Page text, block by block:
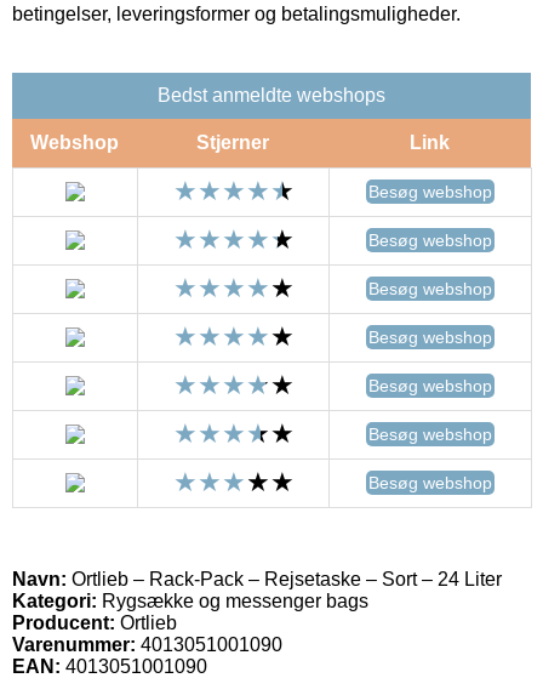
betingelser, leveringsformer og betalingsmuligheder.
Bedst anmeldte webshops
Webshop Stjerner Link
Besøg webshop
Besøg webshop
Besøg webshop
Besøg webshop
Besøg webshop
Besøg webshop
Besøg webshop
Navn: Ortlieb – Rack-Pack – Rejsetaske – Sort – 24 Liter
Kategori: Rygsække og messenger bags
Producent: Ortlieb
Varenummer: 4013051001090
EAN: 4013051001090